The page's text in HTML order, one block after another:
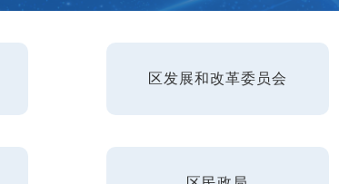
区发展和改革委员会